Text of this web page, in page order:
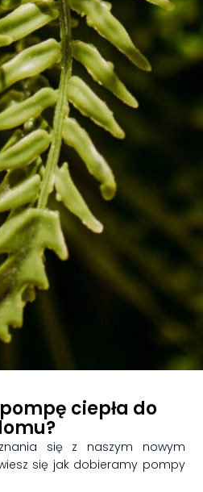
ciepła do
się z naszym nowym
się jak dobieramy pompy